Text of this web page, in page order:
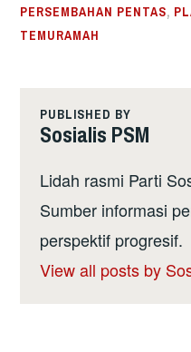
PERSEMBAHAN PENTAS,
TEMURAMAH
PUBLISHED BY
Sosialis PSM
Lidah rasmi Parti
Sumber informasi
perspektif progresif.
View all posts by